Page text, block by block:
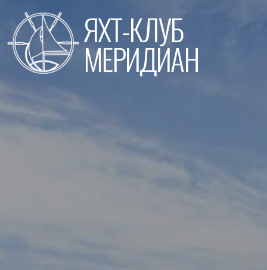
к
содержимому
ЯХТ-КЛУБ
МЕРИДИАН